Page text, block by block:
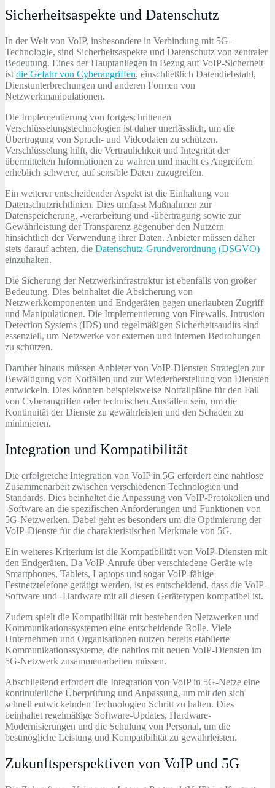
Sicherheitsaspekte und Datenschutz
In der Welt von VoIP, insbesondere in Verbindung mit 5G-
Technologie, sind Sicherheitsaspekte und Datenschutz von zentraler
Bedeutung. Eines der Hauptanliegen in Bezug auf VoIP-Sicherheit
ist die Gefahr von Cyberangriffen, einschließlich Datendiebstahl,
Dienstunterbrechungen und anderen Formen von
Netzwerkmanipulationen.
Die Implementierung von fortgeschrittenen
Verschlüsselungstechnologien ist daher unerlässlich, um die
Übertragung von Sprach- und Videodaten zu schützen.
Verschlüsselung hilft, die Vertraulichkeit und Integrität der
übermittelten Informationen zu wahren und macht es Angreifern
erheblich schwerer, auf sensible Daten zuzugreifen.
Ein weiterer entscheidender Aspekt ist die Einhaltung von
Datenschutzrichtlinien. Dies umfasst Maßnahmen zur
Datenspeicherung, -verarbeitung und -übertragung sowie zur
Gewährleistung der Transparenz gegenüber den Nutzern
hinsichtlich der Verwendung ihrer Daten. Anbieter müssen daher
stets darauf achten, die Datenschutz-Grundverordnung (DSGVO)
einzuhalten.
Die Sicherung der Netzwerkinfrastruktur ist ebenfalls von großer
Bedeutung. Dies beinhaltet die Absicherung von
Netzwerkkomponenten und Endgeräten gegen unerlaubten Zugriff
und Manipulationen. Die Implementierung von Firewalls, Intrusion
Detection Systems (IDS) und regelmäßigen Sicherheitsaudits sind
essenziell, um Netzwerke vor externen und internen Bedrohungen
zu schützen.
Darüber hinaus müssen Anbieter von VoIP-Diensten Strategien zur
Bewältigung von Notfällen und zur Wiederherstellung von Diensten
entwickeln. Dies könnten beispielsweise Notfallpläne für den Fall
von Cyberangriffen oder technischen Ausfällen sein, um die
Kontinuität der Dienste zu gewährleisten und den Schaden zu
minimieren.
Integration und Kompatibilität
Die erfolgreiche Integration von VoIP in 5G erfordert eine nahtlose
Zusammenarbeit zwischen verschiedenen Technologien und
Standards. Dies beinhaltet die Anpassung von VoIP-Protokollen und
-Software an die spezifischen Anforderungen und Funktionen von
5G-Netzwerken. Dabei geht es besonders um die Optimierung der
VoIP-Dienste für die charakteristischen Merkmale von 5G.
Ein weiteres Kriterium ist die Kompatibilität von VoIP-Diensten mit
den Endgeräten. Da VoIP-Anrufe über verschiedene Geräte wie
Smartphones, Tablets, Laptops und sogar VoIP-fähige
Festnetztelefone getätigt werden, ist es entscheidend, dass die VoIP-
Software und -Hardware mit all diesen Gerätetypen kompatibel ist.
Zudem spielt die Kompatibilität mit bestehenden Netzwerken und
Kommunikationssystemen eine entscheidende Rolle. Viele
Unternehmen und Organisationen nutzen bereits etablierte
Kommunikationssysteme, die nahtlos mit neuen VoIP-Diensten im
5G-Netzwerk zusammenarbeiten müssen.
Abschließend erfordert die Integration von VoIP in 5G-Netze eine
kontinuierliche Überprüfung und Anpassung, um mit den sich
schnell entwickelnden Technologien Schritt zu halten. Dies
beinhaltet regelmäßige Software-Updates, Hardware-
Modernisierungen und die Schulung von Personal, um die
bestmögliche Leistung und Kompatibilität zu gewährleisten.
Zukunftsperspektiven von VoIP und 5G